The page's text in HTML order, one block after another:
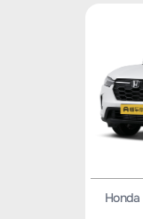
Honda